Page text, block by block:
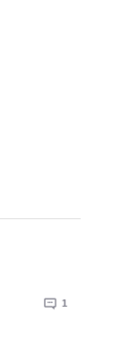
1